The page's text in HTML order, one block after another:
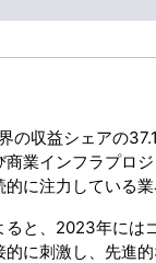
収益シェアの
業インフラプロ
に注力している
と、2023年に
に刺激し、先進